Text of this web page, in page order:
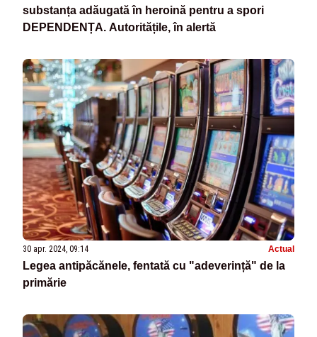
substanța adăugată în heroină pentru a spori
DEPENDENȚA. Autoritățile, în alertă
30 apr. 2024, 09:14 Actual
Legea antipăcănele, fentată cu "adeverință" de la
primărie